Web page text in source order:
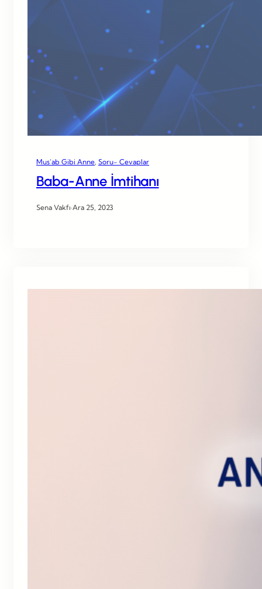
Mus’ab Gibi Anne Soru- Cevaplar
Baba-Anne İmtihanı
Sena Vakfı·Ara 25, 2023